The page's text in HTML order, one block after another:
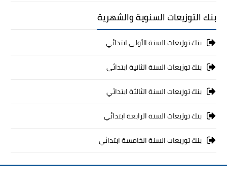
بنك التوزيعات السنوية والشهرية
بنك توزيعات السنة الأولى ابتدائي
بنك توزيعات السنة الثانية ابتدائي
بنك توزيعات السنة الثالثة ابتدائي
بنك توزيعات السنة الرابعة ابتدائي
بنك توزيعات السنة الخامسة ابتدائي